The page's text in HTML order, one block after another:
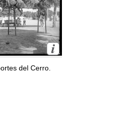
del Cerro.